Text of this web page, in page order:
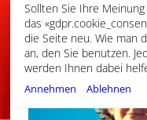
Sollten Sie Ihre
das
die Seite neu. Wie man
an, den Sie benutzen.
werden Ihnen dabei
Annehmen Ablehnen